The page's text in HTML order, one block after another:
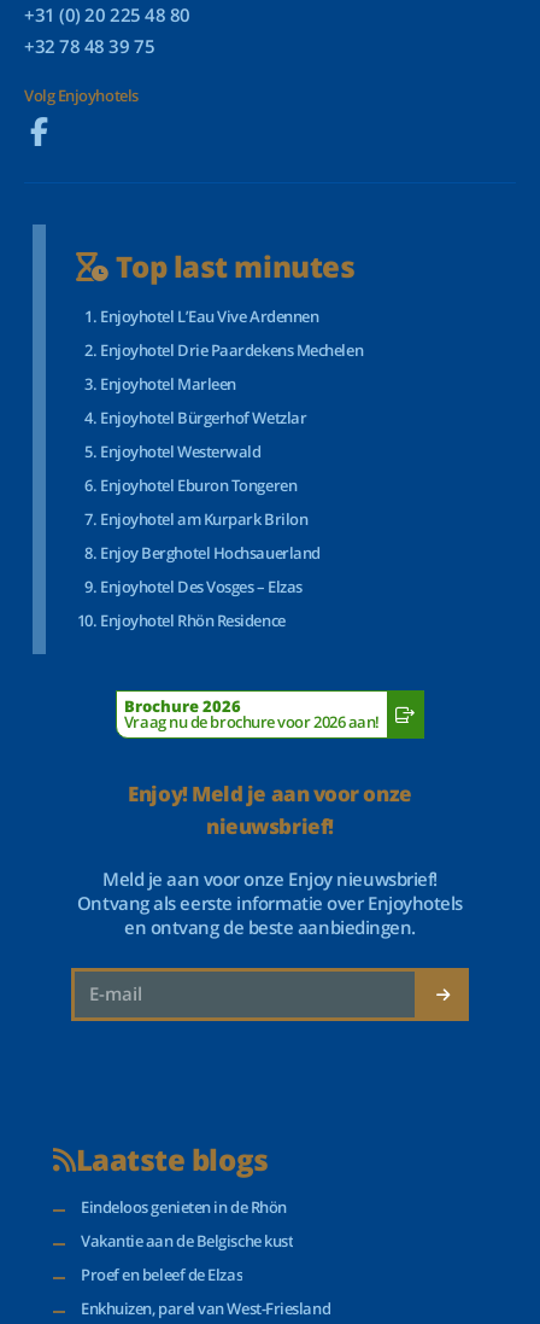
+31 (0) 20 225 48 80
+32 78 48 39 75
Volg Enjoyhotels
Top last minutes
Enjoyhotel L’Eau Vive Ardennen
Enjoyhotel Drie Paardekens Mechelen
Enjoyhotel Marleen
Enjoyhotel Bürgerhof Wetzlar
Enjoyhotel Westerwald
Enjoyhotel Eburon Tongeren
Enjoyhotel am Kurpark Brilon
Enjoy Berghotel Hochsauerland
Enjoyhotel Des Vosges – Elzas
Enjoyhotel Rhön Residence
Brochure 2026
Vraag nu de brochure voor 2026 aan!
Enjoy! Meld je aan voor onze
nieuwsbrief!
Meld je aan voor onze Enjoy nieuwsbrief!
Ontvang als eerste informatie over Enjoyhotels
en ontvang de beste aanbiedingen.
Laatste blogs
Eindeloos genieten in de Rhön
Vakantie aan de Belgische kust
Proef en beleef de Elzas
Enkhuizen, parel van West-Friesland